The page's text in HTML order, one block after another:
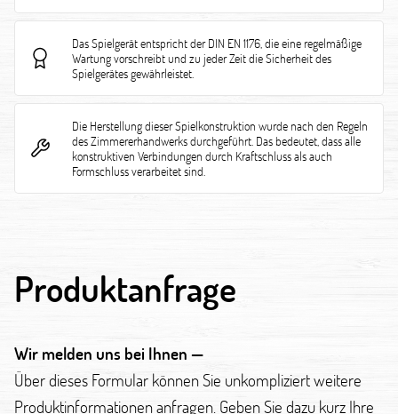
Das Spielgerät entspricht der DIN EN 1176, die eine regelmäßige
Wartung vorschreibt und zu jeder Zeit die Sicherheit des
Spielgerätes gewährleistet.
Die Herstellung dieser Spielkonstruktion wurde nach den Regeln
des Zimmererhandwerks durchgeführt. Das bedeutet, dass alle
konstruktiven Verbindungen durch Kraftschluss als auch
Formschluss verarbeitet sind.
Produktanfrage
Wir melden uns bei Ihnen —
Über dieses Formular können Sie unkompliziert weitere
Produktinformationen anfragen. Geben Sie dazu kurz Ihre